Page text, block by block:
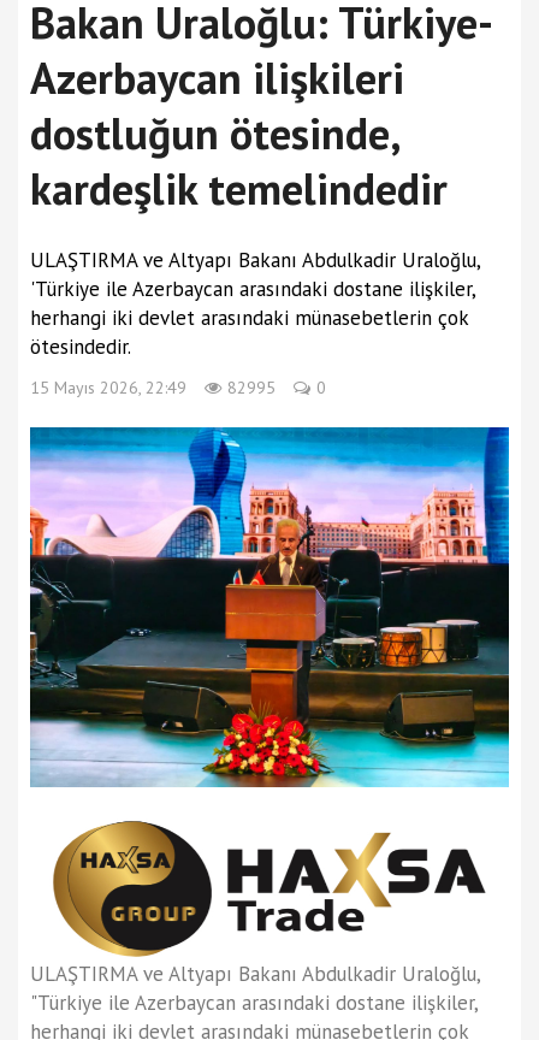
Bakan Uraloğlu: Türkiye-
Azerbaycan ilişkileri
dostluğun ötesinde,
kardeşlik temelindedir
ULAŞTIRMA ve Altyapı Bakanı Abdulkadir Uraloğlu,
'Türkiye ile Azerbaycan arasındaki dostane ilişkiler,
herhangi iki devlet arasındaki münasebetlerin çok
ötesindedir.
15 Mayıs 2026, 22:49 82995 0
ULAŞTIRMA ve Altyapı Bakanı Abdulkadir Uraloğlu,
"Türkiye ile Azerbaycan arasındaki dostane ilişkiler,
herhangi iki devlet arasındaki münasebetlerin çok